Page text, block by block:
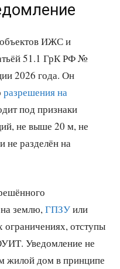
ИЖС и
51.1 ГрК РФ №
2026 года. Он
разрешения на
под признаки
не выше 20 м, не
не разделён на
на землю,ГПЗУили
ограничениях, отступы
Уведомление не
жилой дом в принципе